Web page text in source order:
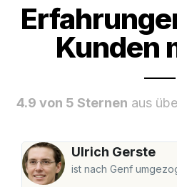
Kunden
4.9 von 5 Sternen aus
Ulrich Gerste
ist nach Genf